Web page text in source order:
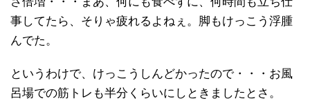
事してたら、そりゃ疲れるよねぇ。脚もけっこう浮腫
んでた。
というわけで、けっこうしんどかったので・・・お風
呂場での筋トレも半分くらいにしときましたとさ。